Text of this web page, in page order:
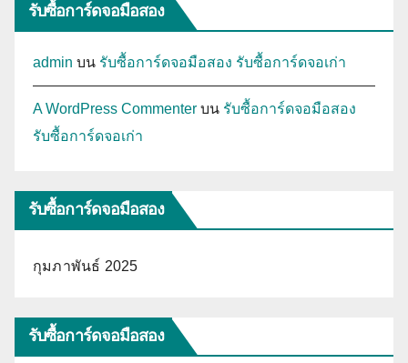
รับซื้อการ์ดจอมือสอง
admin บน รับซื้อการ์ดจอมือสอง รับซื้อการ์ดจอเก่า
A WordPress Commenter บน รับซื้อการ์ดจอมือสอง
รับซื้อการ์ดจอเก่า
รับซื้อการ์ดจอมือสอง
กุมภาพันธ์ 2025
รับซื้อการ์ดจอมือสอง